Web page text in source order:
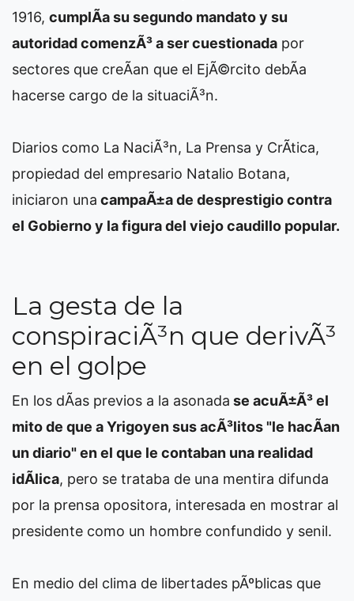
1916, cumplÃ­a su segundo mandato y su
autoridad comenzÃ³ a ser cuestionada por
sectores que creÃ­an que el EjÃ©rcito debÃ­a
hacerse cargo de la situaciÃ³n.
Diarios como La NaciÃ³n, La Prensa y CrÃ­tica,
propiedad del empresario Natalio Botana,
iniciaron una campaÃ±a de desprestigio contra
el Gobierno y la figura del viejo caudillo popular.
La gesta de la
conspiraciÃ³n que derivÃ³
en el golpe
En los dÃ­as previos a la asonada se acuÃ±Ã³ el
mito de que a Yrigoyen sus acÃ³litos "le hacÃ­an
un diario" en el que le contaban una realidad
idÃ­lica, pero se trataba de una mentira difunda
por la prensa opositora, interesada en mostrar al
presidente como un hombre confundido y senil.
En medio del clima de libertades pÃºblicas que